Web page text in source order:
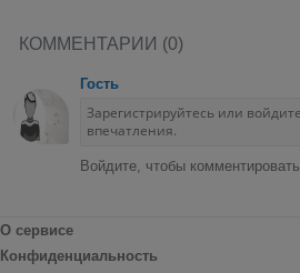
КОММЕНТАРИИ (0)
Гость
Войдите, чтобы комментировать.
О сервисе
Конфиденциальность